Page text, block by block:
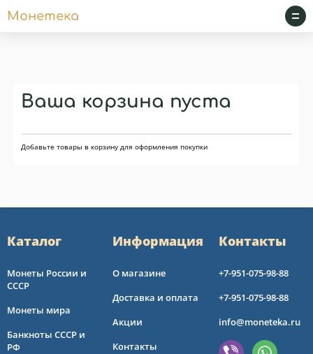
Монетека
Ваша корзина пуста
Добавьте товары в корзину для оформления покупки
Каталог
Монеты России и
СССР
Монеты мира
Банкноты СССР и
РФ
Информация
О магазине
Доставка и оплата
Акции
Контакты
Контакты
+7-951-075-98-88
+7-951-075-98-88
info@moneteka.ru